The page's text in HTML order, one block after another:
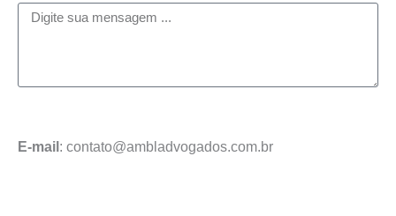
E-mail : contato@ambladvogados.com.br